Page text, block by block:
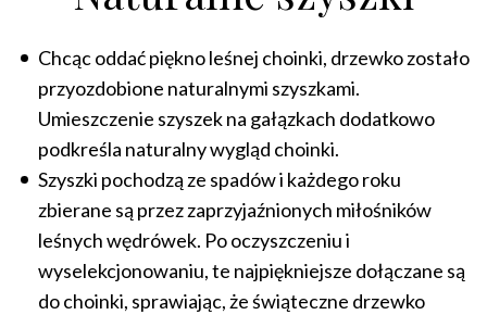
Chcąc oddać piękno leśnej choinki, drzewko zostało
przyozdobione naturalnymi szyszkami.
Umieszczenie szyszek na gałązkach dodatkowo
podkreśla naturalny wygląd choinki.
Szyszki pochodzą ze spadów i każdego roku
zbierane są przez zaprzyjaźnionych miłośników
leśnych wędrówek. Po oczyszczeniu i
wyselekcjonowaniu, te najpiękniejsze dołączane są
do choinki, sprawiając, że świąteczne drzewko